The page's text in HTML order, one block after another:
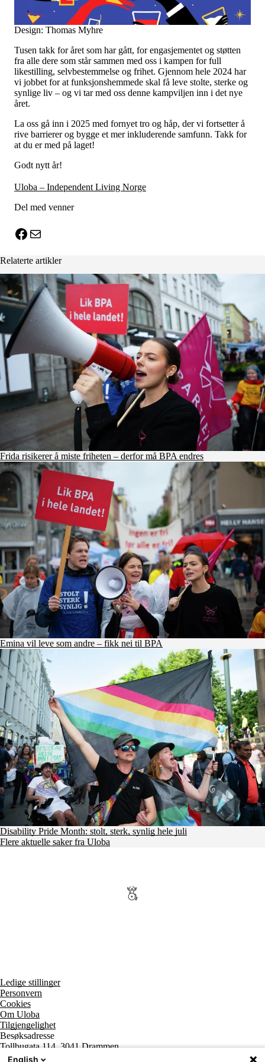
Tall og fakta
Om Uloba
Kontakt Uloba
Supportsenter
Design: Thomas Myhre
Tusen takk for året som har gått, for engasjementet og støtten
fra alle dere som står sammen med oss i kampen for full
likestilling, selvbestemmelse og frihet. Gjennom hele 2024 har
vi jobbet for at funksjonshemmede skal få leve stolte, sterke og
synlige liv – og vi tar med oss denne kampviljen inn i det nye
året.
La oss gå inn i 2025 med fornyet tro og håp, der vi fortsetter å
rive barrierer og bygge et mer inkluderende samfunn. Takk for
at du er med på laget!
Godt nytt år!
Uloba – Independent Living Norge
Del med venner
X
Facebook
E-post
Relaterte artikler
Frida risikerer å miste friheten – derfor må BPA endres
Emina vil leve som andre – fikk nei til BPA
Disability Pride Month: stolt, sterk, synlig hele juli
Flere aktuelle saker fra Uloba
Ledige stillinger
Personvern
Cookies
Om Uloba
Tilgjengelighet
Besøksadresse
Tollbugata 114, 3041 Drammen
Postadresse
English